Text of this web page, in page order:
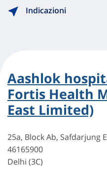
Indicazioni
Aashlok
Fortis Health
East Limited)
25a, Block Ab, Safdarjung
46165900
Delhi (3C)